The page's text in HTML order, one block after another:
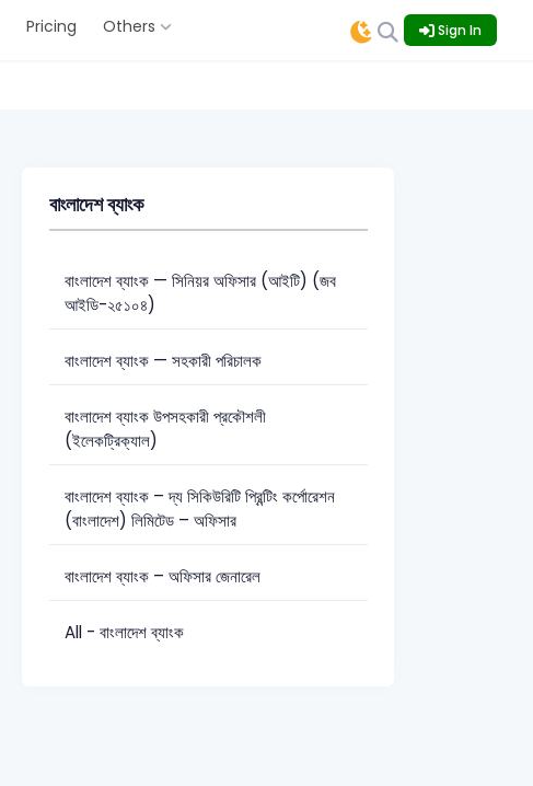
Pricing Others Sign In
বাংলাদেশ ব্যাংক
বাংলাদেশ ব্যাংক — সিনিয়র অফিসার (আইটি) (জব
আইডি-২৫১০৪)
বাংলাদেশ ব্যাংক — সহকারী পরিচালক
বাংলাদেশ ব্যাংক উপসহকারী প্রকৌশলী
(ইলেকট্রিক্যাল)
বাংলাদেশ ব্যাংক – দ্য সিকিউরিটি প্রিন্টিং কর্পোরেশন
(বাংলাদেশ) লিমিটেড – অফিসার
বাংলাদেশ ব্যাংক – অফিসার জেনারেল
All - বাংলাদেশ ব্যাংক